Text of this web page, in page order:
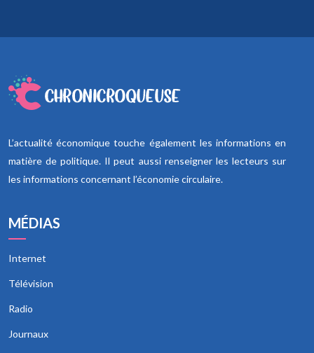
L’actualité économique touche également les informations en
matière de politique. Il peut aussi renseigner les lecteurs sur
les informations concernant l’économie circulaire.
MÉDIAS
Internet
Télévision
Radio
Journaux